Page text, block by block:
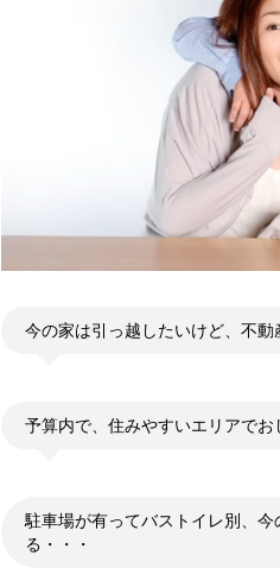
今の家は引っ越したいけど、不
予算内で、住みやすいエリアで
駐車場が有ってバストイレ別、
る・・・